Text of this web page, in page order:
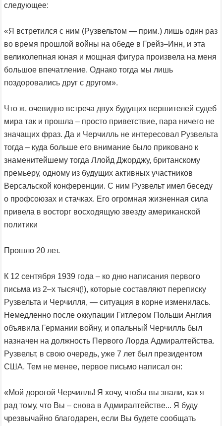
следующее:
«Я встретился с ним (Рузвельтом — прим.) лишь один раз
во время прошлой войны на обеде в Грейз–Инн, и эта
великолепная юная и мощная фигура произвела на меня
большое впечатление. Однако тогда мы лишь
поздоровались друг с другом».
Что ж, очевидно встреча двух будущих вершителей судеб
мира так и прошла – просто приветствие, пара ничего не
значащих фраз. Да и Черчилль не интересовал Рузвельта
тогда – куда больше его внимание было приковано к
знаменитейшему тогда Ллойд Джорджу, британскому
премьеру, одному из будущих активных участников
Версальской конференции. С ним Рузвельт имел беседу
о профсоюзах и стачках. Его огромная жизненная сила
привела в восторг восходящую звезду американской
политики
Прошло 20 лет.
К 12 сентября 1939 года – ко дню написания первого
письма из 2–х тысяч(!), которые составляют переписку
Рузвельта и Черчилля, — ситуация в корне изменилась.
Немедленно после оккупации Гитлером Польши Англия
объявила Германии войну, и опальный Черчилль был
назначен на должность Первого Лорда Адмиралтейства.
Рузвельт, в свою очередь, уже 7 лет был президентом
США. Тем не менее, первое письмо написал он:
«Мой дорогой Черчилль! Я хочу, чтобы вы знали, как я
рад тому, что Вы – снова в Адмиралтействе... Я буду
чрезвычайно благодарен, если Вы будете сообщать